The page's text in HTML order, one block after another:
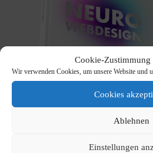
Cookie-Zustimmung
Wir verwenden Cookies, um unsere Website und
Cookies
Ablehnen
Einstellungen